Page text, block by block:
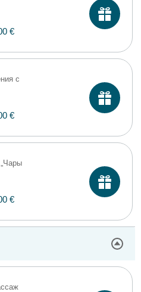
€
с
€
€